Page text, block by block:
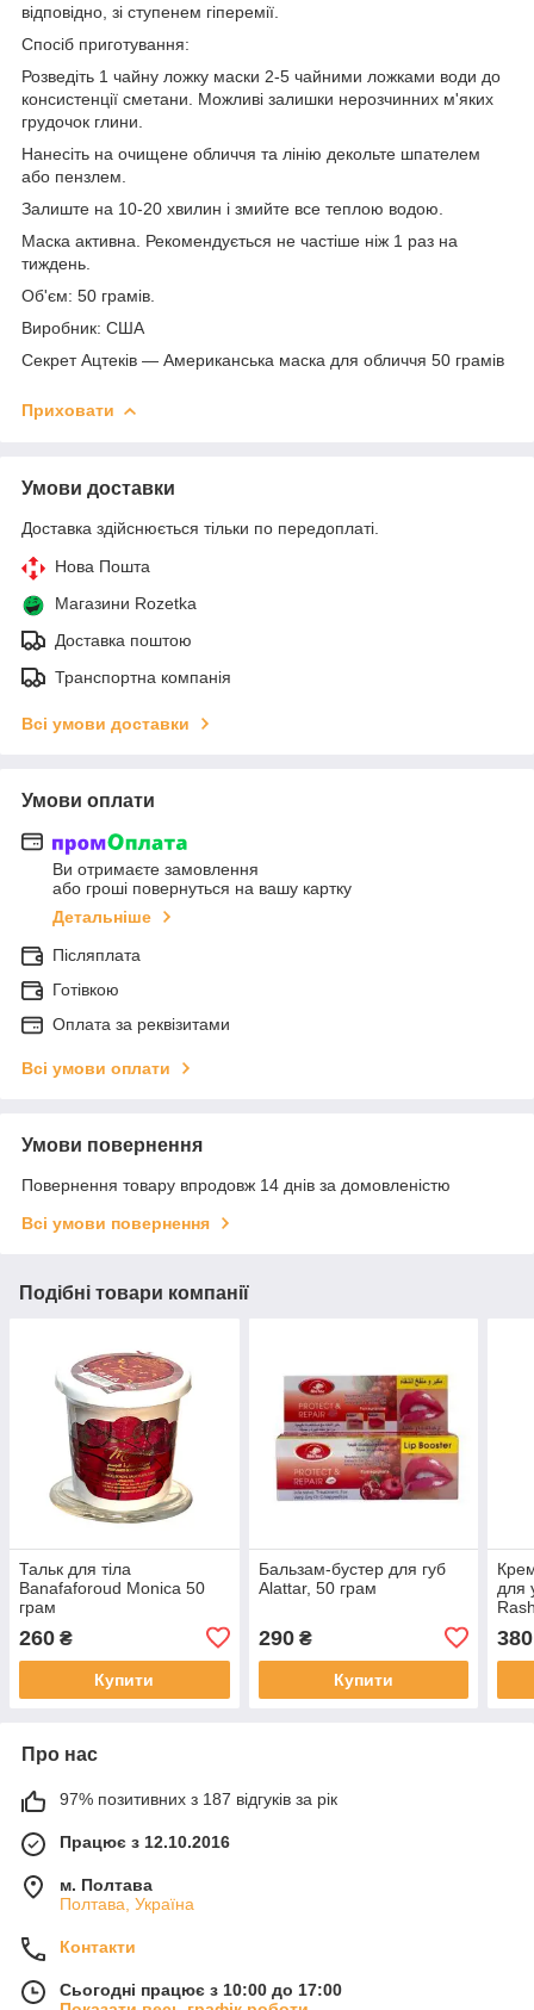
відповідно, зі ступенем гіперемії.
Спосіб приготування:
Розведіть 1 чайну ложку маски 2-5 чайними ложками води до
консистенції сметани. Можливі залишки нерозчинних м'яких
грудочок глини.
Нанесіть на очищене обличчя та лінію декольте шпателем
або пензлем.
Залиште на 10-20 хвилин і змийте все теплою водою.
Маска активна. Рекомендується не частіше ніж 1 раз на
тиждень.
Об'єм: 50 грамів.
Виробник: США
Секрет Ацтеків — Американська маска для обличчя 50 грамів
Приховати
Умови доставки
Доставка здійснюється тільки по передоплаті.
Нова Пошта
Магазини Rozetka
Доставка поштою
Транспортна компанія
Всі умови доставки
Умови оплати
Ви отримаєте замовлення
або гроші повернуться на вашу картку
Детальніше
Післяплата
Готівкою
Оплата за реквізитами
Всі умови оплати
Умови повернення
Повернення товару впродовж 14 днів за домовленістю
Всі умови повернення
Подібні товари компанії
Тальк для тіла
Banafaforoud Monica 50
грам
260 ₴
Купити
Бальзам-бустер для губ
Alattar, 50 грам
290₴
Купити
для
380
Про нас
97% позитивних з 187 відгуків за рік
Працює з 12.10.2016
м. Полтава
Полтава, Україна
Контакти
Сьогодні працює з 10:00 до 17:00